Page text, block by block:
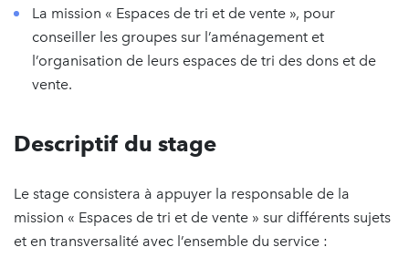
La mission « Espaces de tri et de vente », pour
conseiller les groupes sur l’aménagement et
l’organisation de leurs espaces de tri des dons et de
vente.
Descriptif du stage
Le stage consistera à appuyer la responsable de la
mission « Espaces de tri et de vente » sur différents sujets
et en transversalité avec l’ensemble du service :